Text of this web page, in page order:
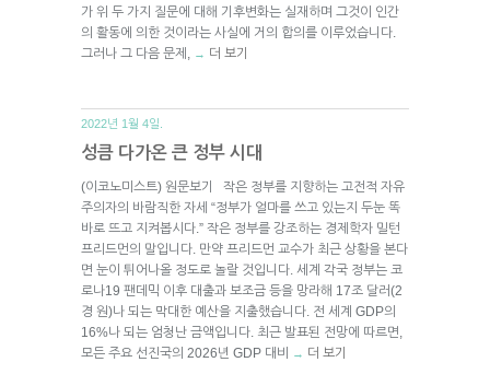
가 위 두 가지 질문에 대해 기후변화는 실재하며 그것이 인간
의 활동에 의한 것이라는 사실에 거의 합의를 이루었습니다.
그러나 그 다음 문제,
→ 더 보기
2022년 1월 4일.
성큼 다가온 큰 정부 시대
(이코노미스트) 원문보기 작은 정부를 지향하는 고전적 자유
주의자의 바람직한 자세 “정부가 얼마를 쓰고 있는지 두눈 똑
바로 뜨고 지켜봅시다.” 작은 정부를 강조하는 경제학자 밀턴
프리드먼의 말입니다. 만약 프리드먼 교수가 최근 상황을 본다
면 눈이 튀어나올 정도로 놀랄 것입니다. 세계 각국 정부는 코
로나19 팬데믹 이후 대출과 보조금 등을 망라해 17조 달러(2
경 원)나 되는 막대한 예산을 지출했습니다. 전 세계 GDP의
16%나 되는 엄청난 금액입니다. 최근 발표된 전망에 따르면,
모든 주요 선진국의 2026년 GDP 대비
→ 더 보기